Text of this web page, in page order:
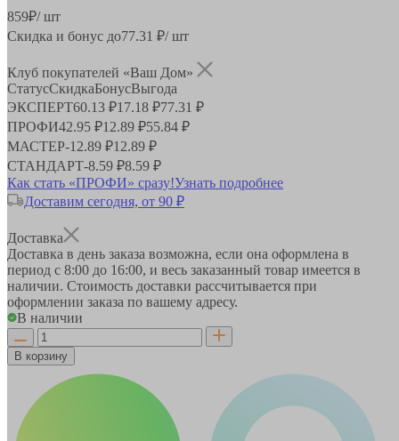
859₽/ шт
Скидка и бонус до77.31 ₽/ шт
Клуб покупателей «Ваш Дом»
СтатусСкидкаБонусВыгода
ЭКСПЕРТ60.13 ₽17.18 ₽77.31 ₽
ПРОФИ42.95 ₽12.89 ₽55.84 ₽
МАСТЕР-12.89 ₽12.89 ₽
СТАНДАРТ-8.59 ₽8.59 ₽
Как стать «ПРОФИ» сразу!Узнать подробнее
Доставим сегодня, от 90 ₽
Доставка
Доставка в день заказа возможна, если она оформлена в
период с 8:00 до 16:00, и весь заказанный товар имеется в
наличии. Стоимость доставки рассчитывается при
оформлении заказа по вашему адресу.
В наличии
В корзину